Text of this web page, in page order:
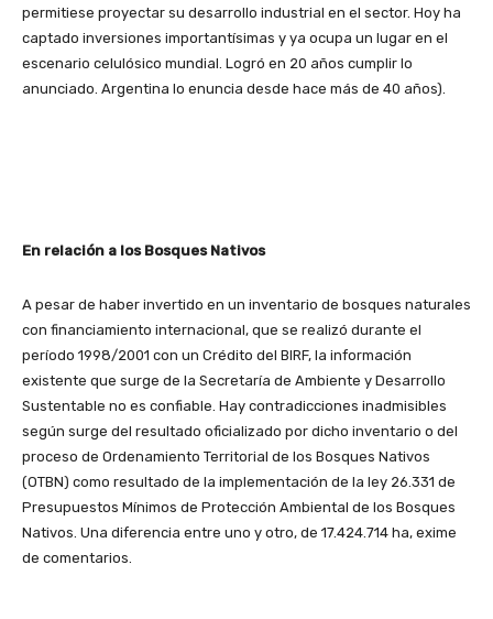
permitiese proyectar su desarrollo industrial en el sector. Hoy ha
captado inversiones importantísimas y ya ocupa un lugar en el
escenario celulósico mundial. Logró en 20 años cumplir lo
anunciado. Argentina lo enuncia desde hace más de 40 años).
En relación a los Bosques Nativos
A pesar de haber invertido en un inventario de bosques naturales
con financiamiento internacional, que se realizó durante el
período 1998/2001 con un Crédito del BIRF, la información
existente que surge de la Secretaría de Ambiente y Desarrollo
Sustentable no es confiable. Hay contradicciones inadmisibles
según surge del resultado oficializado por dicho inventario o del
proceso de Ordenamiento Territorial de los Bosques Nativos
(OTBN) como resultado de la implementación de la ley 26.331 de
Presupuestos Mínimos de Protección Ambiental de los Bosques
Nativos. Una diferencia entre uno y otro, de 17.424.714 ha, exime
de comentarios.